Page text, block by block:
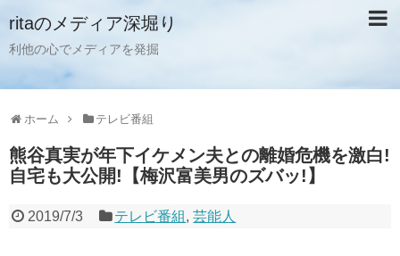
ritaのメディア深堀り
利他の心でメディアを発掘
ホーム テレビ番組
熊谷真実が年下イケメン夫との離婚危機を激白!
自宅も大公開!【梅沢富美男のズバッ!】
2019/7/3 テレビ番組 ,芸能人